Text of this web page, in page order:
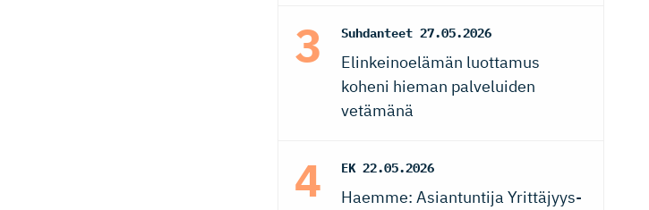
Suhdanteet 27.05.2026
Elinkeinoelämän luottamus
koheni hieman palveluiden
vetämänä
EK 22.05.2026
Haemme: Asiantuntija Yrittäjyys-